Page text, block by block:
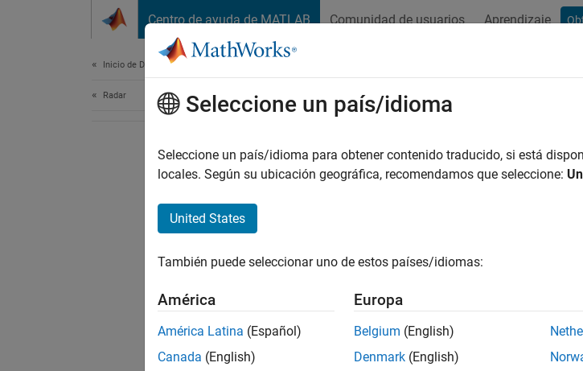
Centro de ayuda de MATLAB Comunidad de usuarios Aprendizaje
Inicio de Documentación
Radar Seleccione un país/idioma
Seleccione un país/idioma para obtener contenido traducido, si está
locales. Según su ubicación geográfica, recomendamos que seleccione:
United States
También puede seleccionar uno de estos países/idiomas:
América
América Latina (Español)
Canada (English)
Europa
Belgium (English)
Denmark (English)